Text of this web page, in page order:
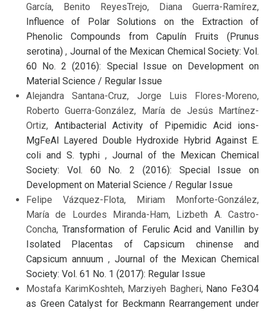
García, Benito ReyesTrejo, Diana Guerra-Ramírez,
Influence of Polar Solutions on the Extraction of
Phenolic Compounds from Capulín Fruits (Prunus
serotina), Journal of the Mexican Chemical Society: Vol.
60 No. 2 (2016): Special Issue on Development on
Material Science / Regular Issue
Alejandra Santana-Cruz, Jorge Luis Flores-Moreno,
Roberto Guerra-González, María de Jesús Martínez-
Ortiz, Antibacterial Activity of Pipemidic Acid ions-
MgFeAl Layered Double Hydroxide Hybrid Against E.
coli and S. typhi , Journal of the Mexican Chemical
Society: Vol. 60 No. 2 (2016): Special Issue on
Development on Material Science / Regular Issue
Felipe Vázquez-Flota, Miriam Monforte-González,
María de Lourdes Miranda-Ham, Lizbeth A. Castro-
Concha, Transformation of Ferulic Acid and Vanillin by
Isolated Placentas of Capsicum chinense and
Capsicum annuum , Journal of the Mexican Chemical
Society: Vol. 61 No. 1 (2017): Regular Issue
Mostafa KarimKoshteh, Marziyeh Bagheri, Nano Fe3O4
as Green Catalyst for Beckmann Rearrangement under